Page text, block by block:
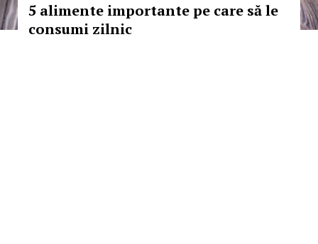
5 alimente importante pe care să le
consumi zilnic